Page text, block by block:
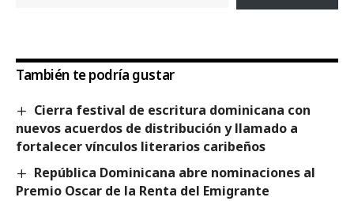
También te podría gustar
Cierra festival de escritura dominicana con
nuevos acuerdos de distribución y llamado a
fortalecer vínculos literarios caribeños
República Dominicana abre nominaciones al
Premio Oscar de la Renta del Emigrante